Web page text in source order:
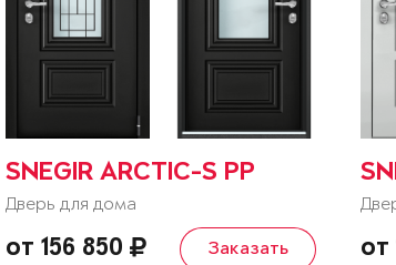
SNEGIR ARCTIC-S PP
Дверь для дома
от 156 850 Заказать от